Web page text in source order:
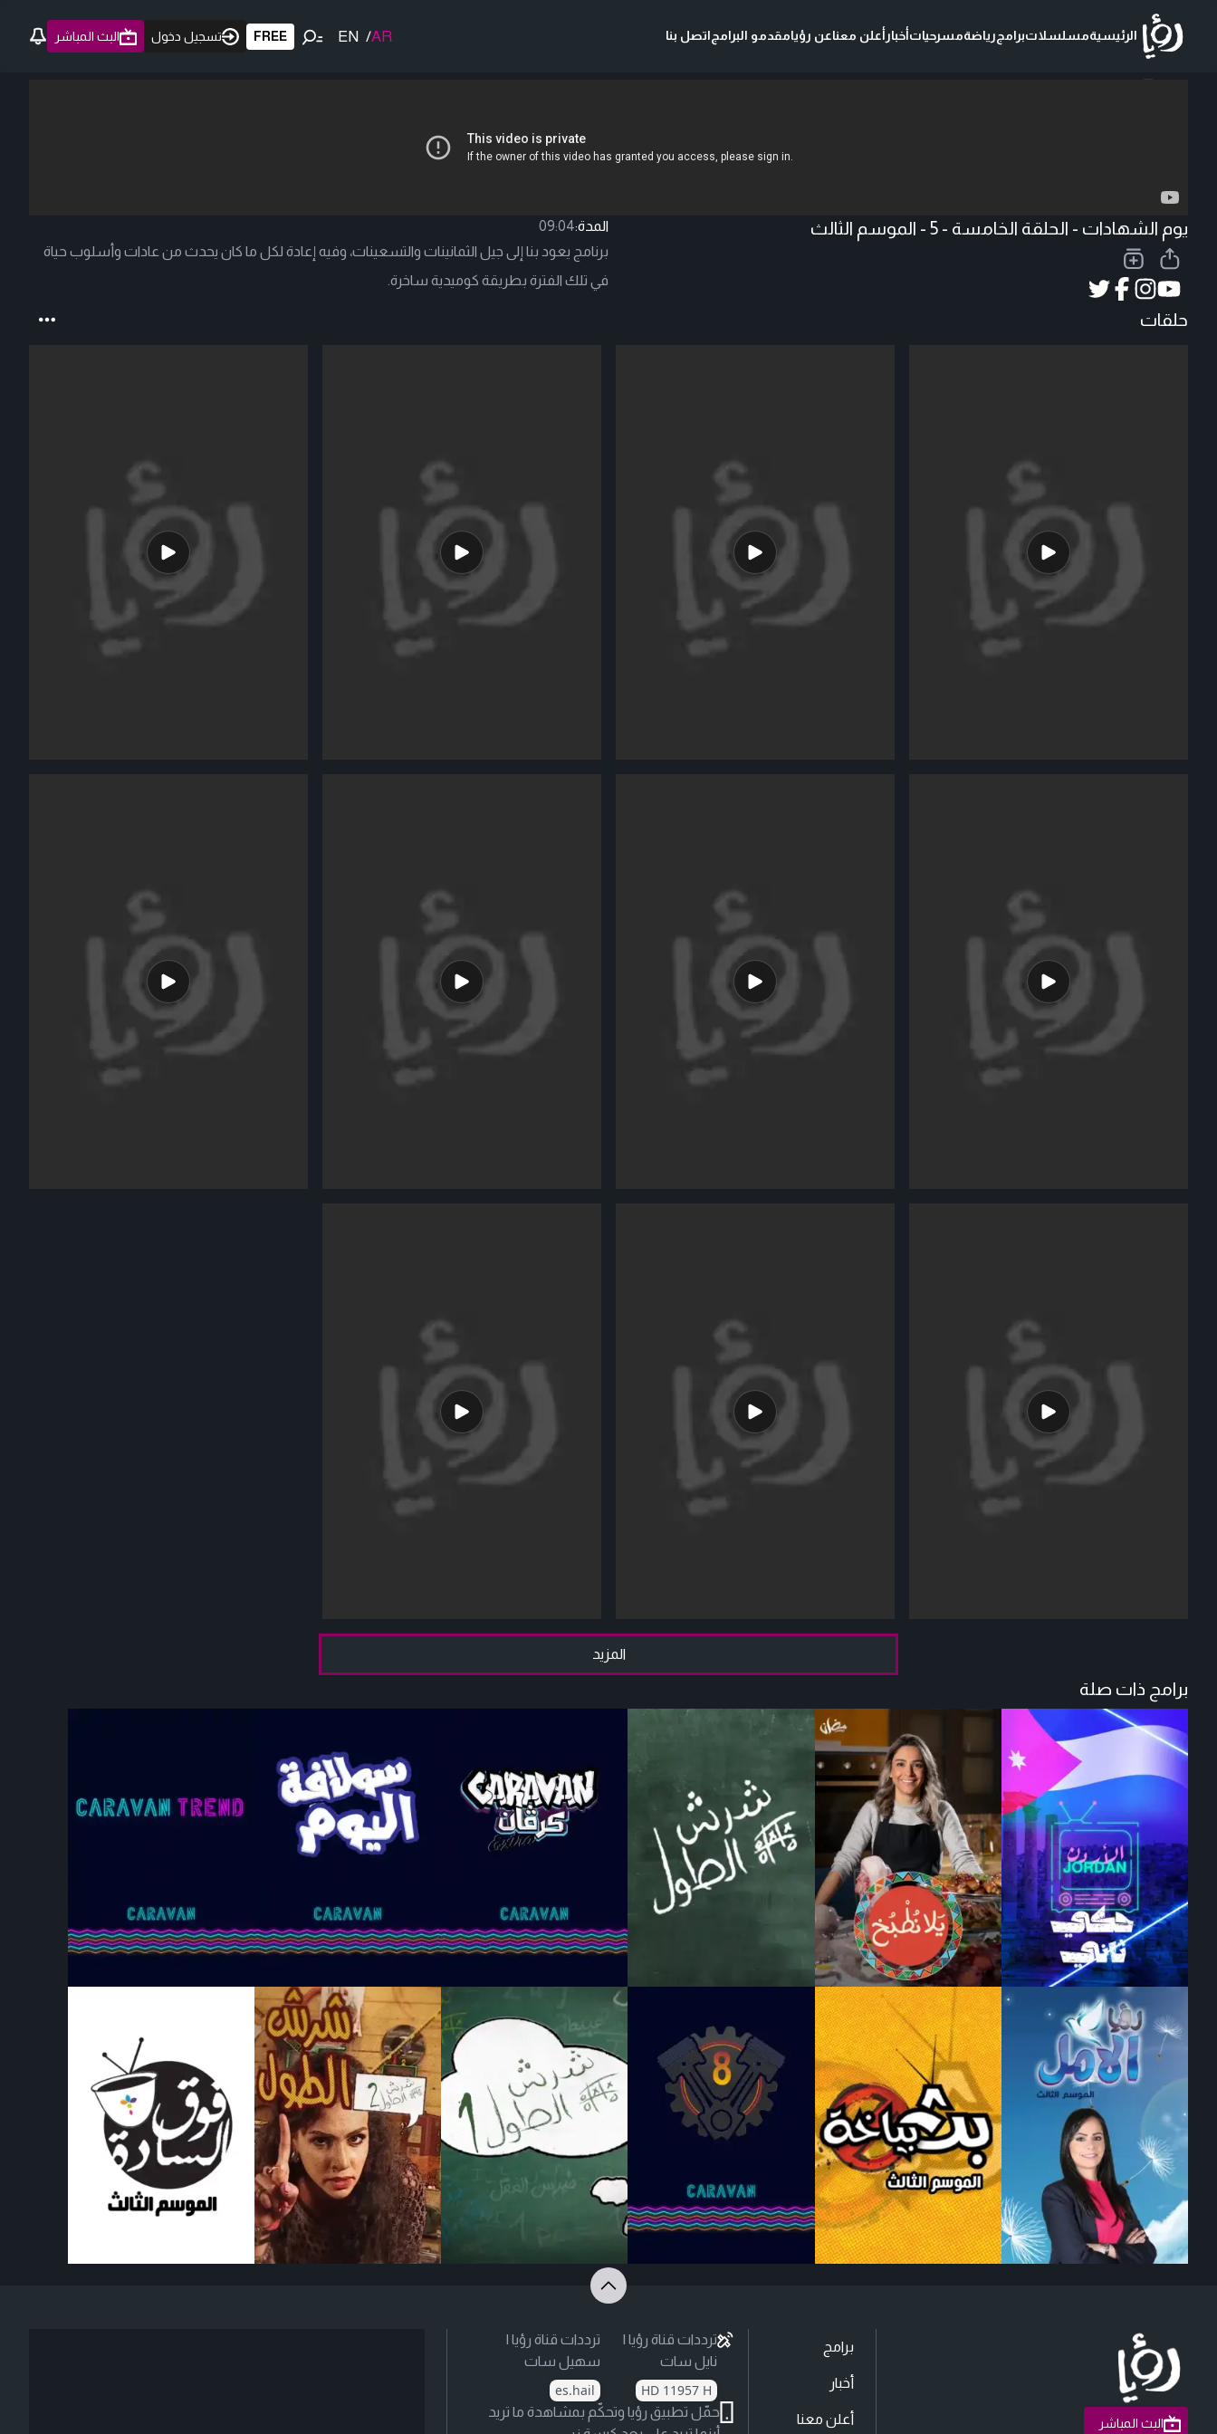
الرئيسيةمسلسلاتبرامجرياضةمسرحياتأخبارأعلن معناعن رؤيامقدمو البرامجاتصل بنا AR
/
EN
FREE تسجيل دخول البث المباشر
يوم الشهادات - الحلقة الخامسة - 5 - الموسم الثالث المدة:09:04
برنامج يعود بنا إلى جيل الثمانينات والتسعينات، وفيه إعادة لكل ما كان يحدث من عادات وأسلوب حياة
في تلك الفترة بطريقة كوميدية ساخرة.
حلقات
المزيد
برامج ذات صلة
البث المباشر
برامج
أخبار
أعلن معنا
ترددات قناة رؤيا |
نايل سات
HD 11957 H
ترددات قناة رؤيا |
سهيل سات
es.hail
حمّل تطبيق رؤيا وتحكّم بمشاهدة ما تريد